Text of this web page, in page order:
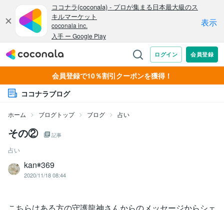
会員登録で10％割引クーポンを獲得！
ココナラブログ
ホーム ブログトップ ブログ 占い
その② 記事
占い
kan◉369
2020/11/18 08:44